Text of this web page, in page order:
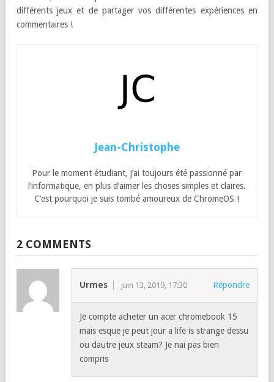
différents jeux et de partager vos différentes expériences en
commentaires !
Jean-Christophe
Pour le moment étudiant, j’ai toujours été passionné par
l’informatique, en plus d’aimer les choses simples et claires.
C’est pourquoi je suis tombé amoureux de ChromeOS !
2 COMMENTS
Urmes juin 13, 2019, 17:30 Répondre
Je compte acheter un acer chromebook 15
mais esque je peut jour a life is strange dessu
ou dautre jeux steam? Je nai pas bien
compris